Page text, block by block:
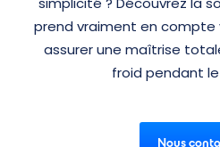
prend vraiment en compte
assurer une maîtrise
froid pendant
Nous